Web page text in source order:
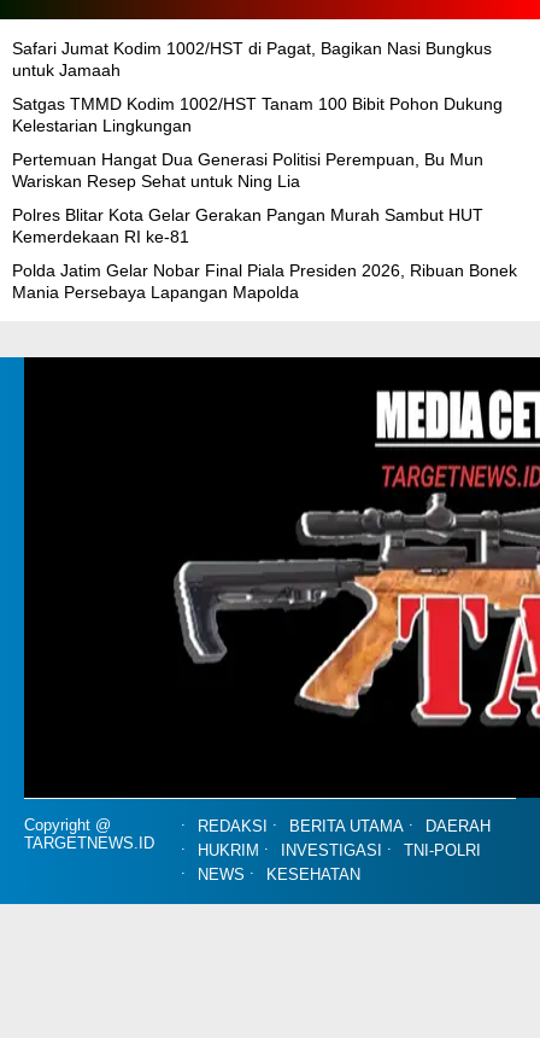
Safari Jumat Kodim 1002/HST di Pagat, Bagikan Nasi Bungkus
untuk Jamaah
Satgas TMMD Kodim 1002/HST Tanam 100 Bibit Pohon Dukung
Kelestarian Lingkungan
Pertemuan Hangat Dua Generasi Politisi Perempuan, Bu Mun
Wariskan Resep Sehat untuk Ning Lia
Polres Blitar Kota Gelar Gerakan Pangan Murah Sambut HUT
Kemerdekaan RI ke-81
Polda Jatim Gelar Nobar Final Piala Presiden 2026, Ribuan Bonek
Mania Persebaya Lapangan Mapolda
Copyright @
TARGETNEWS.ID
REDAKSI BERITA UTAMA
DAERAH
HUKRIM
INVESTIGASI
TNI-POLRI
NEWS
KESEHATAN